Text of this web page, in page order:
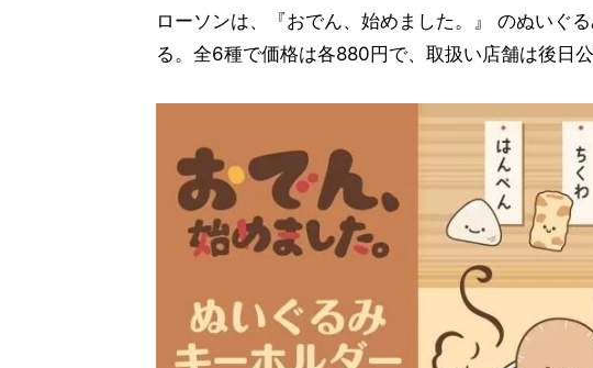
ローソンは、『おでん、始めました。』 のぬいぐ
る。全6種で価格は各880円で、取扱い店舗は後日公